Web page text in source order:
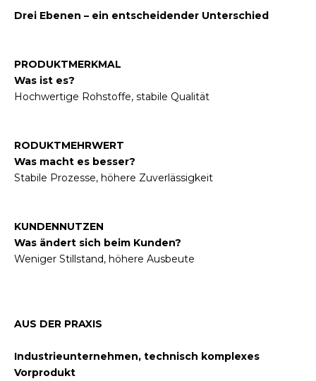
Drei Ebenen – ein entscheidender Unterschied
PRODUKTMERKMAL
Was ist es?
Hochwertige Rohstoffe, stabile Qualität
RODUKTMEHRWERT
Was macht es besser?
Stabile Prozesse, höhere Zuverlässigkeit
KUNDENNUTZEN
Was ändert sich beim Kunden?
Weniger Stillstand, höhere Ausbeute
AUS DER PRAXIS
Industrieunternehmen, technisch komplexes
Vorprodukt